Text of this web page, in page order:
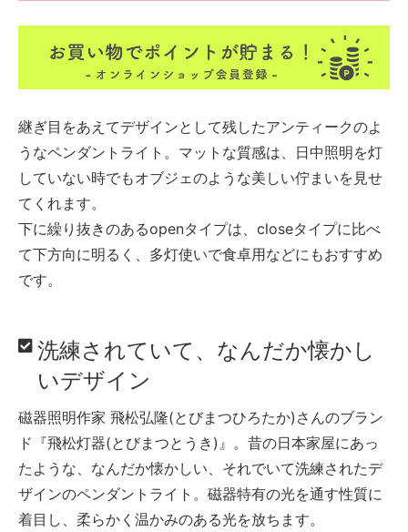
継ぎ目をあえてデザインとして残したアンティークのよ
うなペンダントライト。マットな質感は、日中照明を灯
していない時でもオブジェのような美しい佇まいを見せ
てくれます。
下に繰り抜きのあるopenタイプは、closeタイプに比べ
て下方向に明るく、多灯使いで食卓用などにもおすすめ
です。
洗練されていて、なんだか懐かし
いデザイン
磁器照明作家 飛松弘隆(とびまつひろたか)さんのブラン
ド『飛松灯器(とびまつとうき)』。昔の日本家屋にあっ
たような、なんだか懐かしい、それでいて洗練されたデ
ザインのペンダントライト。磁器特有の光を通す性質に
着目し、柔らかく温かみのある光を放ちます。